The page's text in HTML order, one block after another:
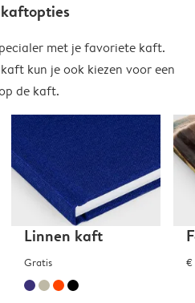
met je favoriete kaft.
kun je ook kiezen voor een
de kaft.
Linnen kaft
Gratis €